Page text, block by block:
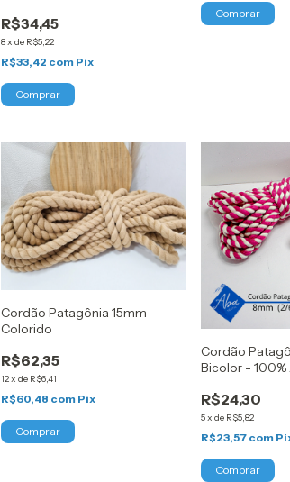
R$34,45
8x de R$5,22
R$33,42 com Pix
Comprar
Cordão Patagônia 15mm
Colorido
R$62,35
12x de R$6,41
R$60,48 com Pix
Comprar
Cordão
Bicolor -
R$24,30
5xde R$5,82
R$23,57 com
Comprar